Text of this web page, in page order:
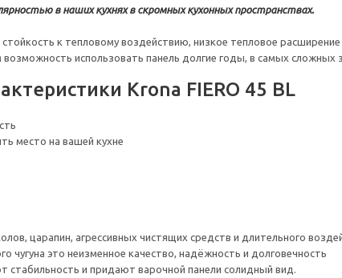
в наших кухнях в скромных кухонных пространствах.
к тепловому воздействию, низкое тепловое
использовать панель долгие годы, в самых сложных
Krona FIERO 45 BL
место на вашей кухне
царапин, агрессивных чистящих средств и длительного
чугуна это неизменное качество, надёжность и долговечность
стабильность и придают варочной панели солидный вид.